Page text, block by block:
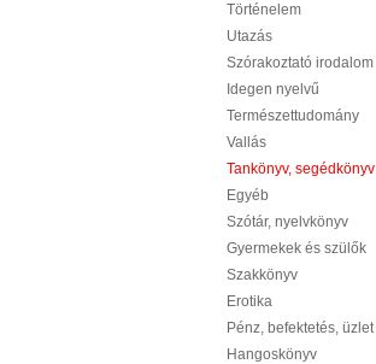
Történelem
Utazás
Szórakoztató irodalom
Idegen nyelvű
Természettudomány
Vallás
Tankönyv, segédkönyv
Egyéb
Szótár, nyelvkönyv
Gyermekek és szülők
Szakkönyv
Erotika
Pénz, befektetés, üzlet
Hangoskönyv